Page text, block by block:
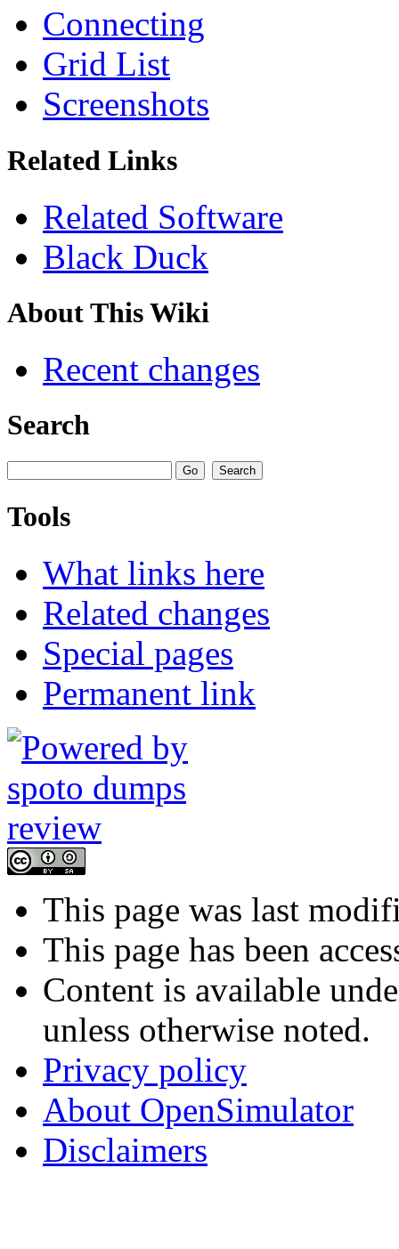
Connecting
Grid List
Screenshots
Related Links
Related Software
Black Duck
About This Wiki
Recent changes
Search
Tools
What links here
Related changes
Special pages
Permanent link
This page was last
This page has been
Content is available
unless otherwise noted.
Privacy policy
About OpenSimulator
Disclaimers